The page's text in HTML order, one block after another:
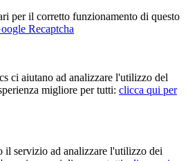
per il corretto funzionamento di questo
Recaptcha
ci aiutano ad analizzare l'utilizzo del
migliore per tutti: clicca qui per
il servizio ad analizzare l'utilizzo dei